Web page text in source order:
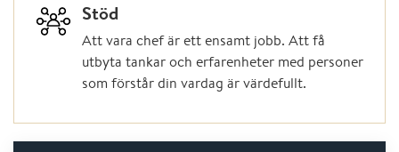
Stöd
Att vara chef är ett ensamt jobb. Att få
utbyta tankar och erfarenheter med personer
som förstår din vardag är värdefullt.